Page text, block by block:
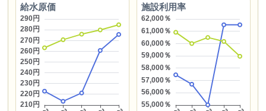
給水原価 施設利用率